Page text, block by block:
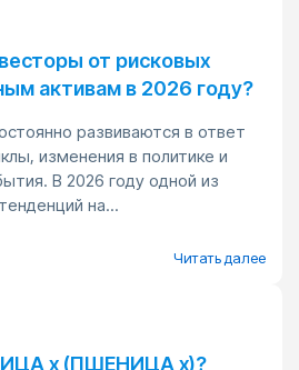
от рисковых
активам в 2026 году?
развиваются в ответ
изменения в политике и
В 2026 году одной из
на...
Читать далее
x (ПШЕНИЦА x)?